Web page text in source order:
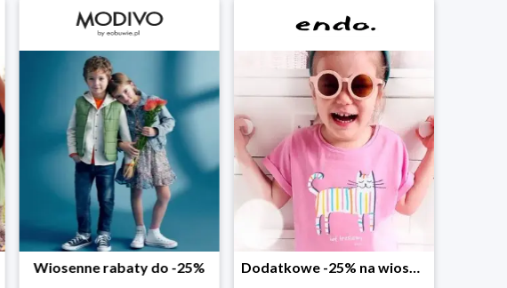
Wiosenne rabaty do -25% Dodatkowe -25% na wiosenne nowości